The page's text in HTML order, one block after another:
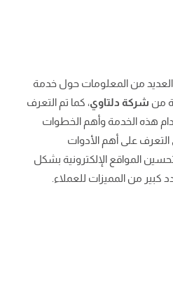
العديد من المعلومات حول خدمة
من شركة دلتاوي، كما تم التعرف
هذه الخدمة وأهم الخطوات
التعرف على أهم الأدوات
المواقع الإلكترونية بشكل
كبير من المميزات للعملاء.